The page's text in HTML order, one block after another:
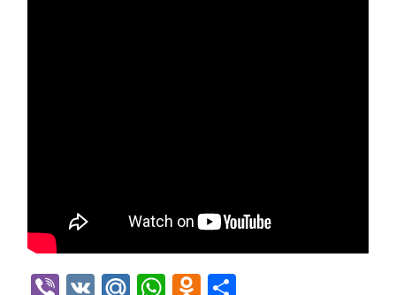
Viber
VK Mail.Ru
WhatsApp
Odnoklassniki